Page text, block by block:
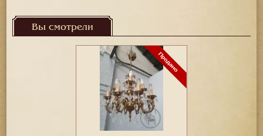
Вы смотрели